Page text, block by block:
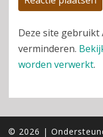
Deze site gebruikt
verminderen.
worden verwerkt.
© 2026 |